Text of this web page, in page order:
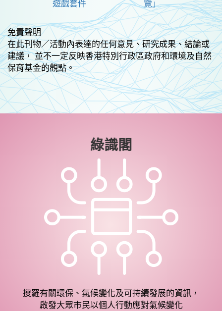
遊戲套件
覽」
免責聲明
在此刊物／活動內表達的任何意見、研究成果、結論或
建議， 並不一定反映香港特別行政區政府和環境及自然
保育基金的觀點。
綠識閣
搜羅有關環保、氣候變化及可持續發展的資訊，
啟發大眾市民以個人行動應對氣候變化